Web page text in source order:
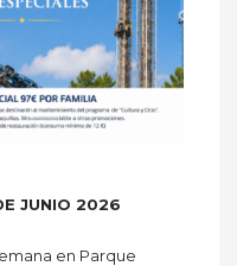
JUNIO 2026
en Parque